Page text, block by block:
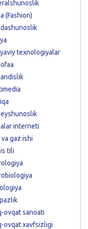
(Fashion)
texnologiyalar
interneti
gaz ishi
tili
ovqat sanoati
ovqat xavfsizligi